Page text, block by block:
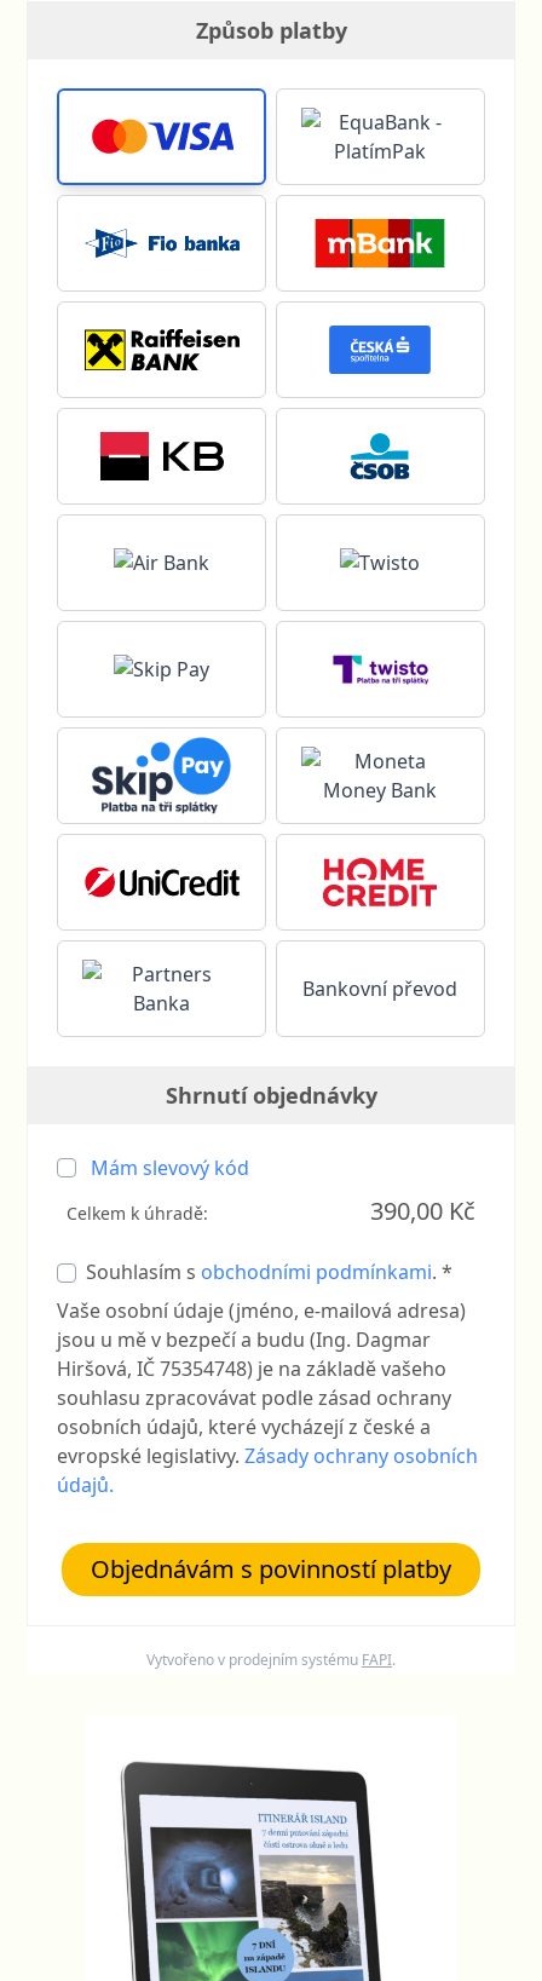
Způsob platby
Bankovní převod
Shrnutí objednávky
Mám slevový kód
Celkem k úhradě: 390,00 Kč
Souhlasím s obchodními podmínkami. *
Vaše osobní údaje (jméno, e-mailová adresa)
jsou u mě v bezpečí a budu (Ing. Dagmar
Hiršová, IČ 75354748) je na základě vašeho
souhlasu zpracovávat podle zásad ochrany
osobních údajů, které vycházejí z české a
evropské legislativy.Zásady ochrany osobních
údajů.
Objednávám s povinností platby
Vytvořeno v prodejním systému FAPI.